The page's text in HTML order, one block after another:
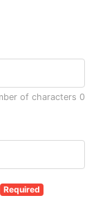
of characters 0
Required